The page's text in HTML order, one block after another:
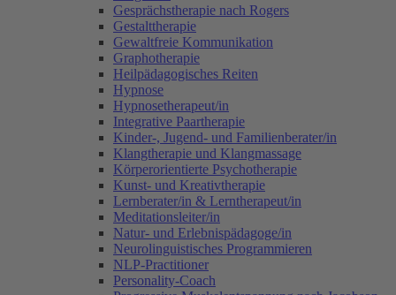
Gesprächstherapie nach Rogers
Gestalttherapie
Gewaltfreie Kommunikation
Graphotherapie
Heilpädagogisches Reiten
Hypnose
Hypnosetherapeut/in
Integrative Paartherapie
Kinder-, Jugend- und Familienberater/in
Klangtherapie und Klangmassage
Körperorientierte Psychotherapie
Kunst- und Kreativtherapie
Lernberater/in & Lerntherapeut/in
Meditationsleiter/in
Natur- und Erlebnispädagoge/in
Neurolinguistisches Programmieren
NLP-Practitioner
Personality-Coach